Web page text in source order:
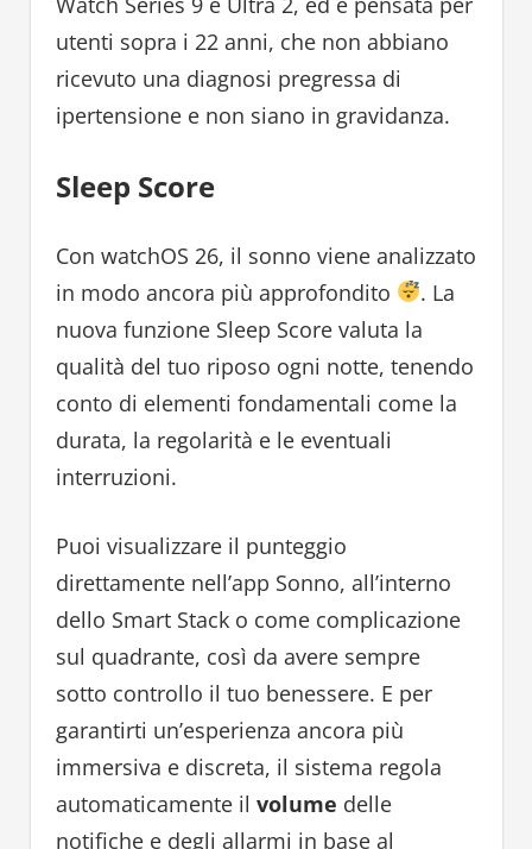
utenti sopra i 22 anni, che non abbiano
ricevuto una diagnosi pregressa di
ipertensione e non siano in gravidanza.
Sleep Score
Con watchOS 26, il sonno viene analizzato
in modo ancora più approfondito
. La
nuova funzione Sleep Score valuta la
qualità del tuo riposo ogni notte, tenendo
conto di elementi fondamentali come la
durata, la regolarità e le eventuali
interruzioni.
Puoi visualizzare il punteggio
direttamente nell’app Sonno, all’interno
dello Smart Stack o come complicazione
sul quadrante, così da avere sempre
sotto controllo il tuo benessere. E per
garantirti un’esperienza ancora più
immersiva e discreta, il sistema regola
automaticamente il volume delle
notifiche e degli allarmi in base al